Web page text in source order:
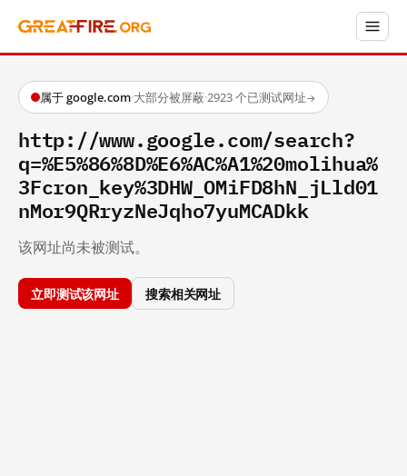
属于 google.com·大部分被屏蔽·2923 个已测试网址→
http://www.google.com/search?
q=%E5%86%8D%E6%AC%A1%20molihua%
3Fcron_key%3DHW_OMiFD8hN_jLld01
nMor9QRryzNeJqho7yuMCADkk
该网址尚未被测试。
立即测试该网址 搜索相关网址